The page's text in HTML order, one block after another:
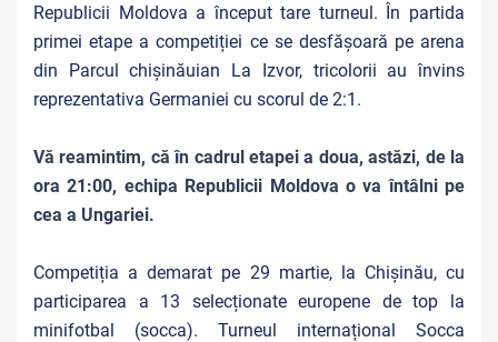
Republicii Moldova a început tare turneul. În partida
primei etape a competiției ce se desfășoară pe arena
din Parcul chișinăuian La Izvor, tricolorii au învins
reprezentativa Germaniei cu scorul de 2:1.
Vă reamintim, că în cadrul etapei a doua, astăzi, de la
ora 21:00, echipa Republicii Moldova o va întâlni pe
cea a Ungariei.
Competiția a demarat pe 29 martie, la Chișinău, cu
participarea a 13 selecționate europene de top la
minifotbal (socca). Turneul internațional Socca